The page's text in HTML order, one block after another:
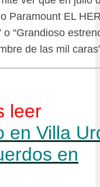
Paramount EL
“Grandioso
de las mil
leer
en Villa
en